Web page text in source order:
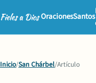
OracionesSantos
Inicio/San Chárbel/Artículo